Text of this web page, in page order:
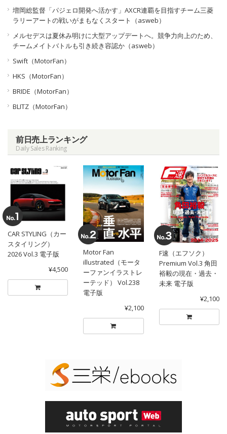
増岡総監督「パジェロ開発へ活かす」AXCR連覇を目指すチーム三菱
ラリーアートの戦いがまもなくスタート（asweb）
メルセデスは夏休み明けに大型アップデートへ。競争力向上のため、
チームメイトバトルも引き続き容認か（asweb）
Swift（MotorFan）
HKS（MotorFan）
BRIDE（MotorFan）
BLITZ（MotorFan）
前日売上ランキング
Daily Sales Ranking
CAR STYLING（カー
スタイリング）
2026 Vol.3 電子版
¥4,500
Motor Fan
illustrated（モータ
ーファンイラストレ
ーテッド） Vol.238
電子版
¥2,100
F速（エフソク）
Premium Vol.3 角田
裕毅の現在・過去・
未来 電子版
¥2,100